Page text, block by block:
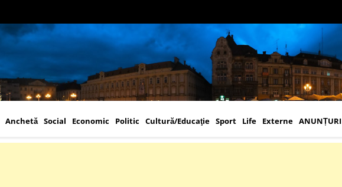
Anchetă Social Economic Politic Cultură/Educaţie Sport Life Externe ANUNȚURI